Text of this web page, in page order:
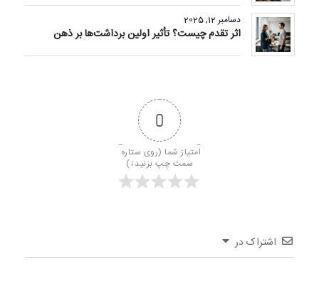
دسامبر 12, 2025
اثر تقدم چیست؟ تأثیر اولین برداشت‌ها بر ذهن
0
امتیاز شما (روی ستاره
سمت چپ بزنید↓)
اشتراک در